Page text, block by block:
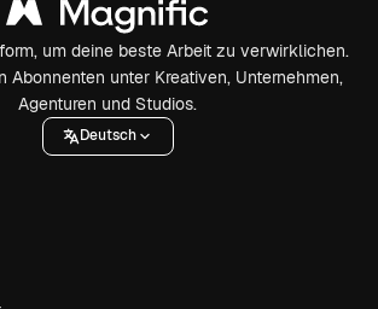
um deine beste Arbeit zu verwirklichen.
Abonnenten unter Kreativen, Unternehmen,
Agenturen und Studios.
Deutsch